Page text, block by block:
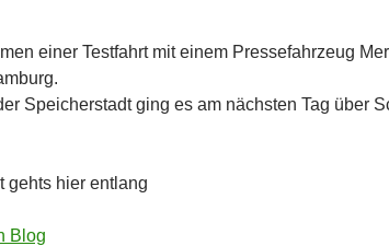
einer Testfahrt mit einem Pressefahrzeug
Speicherstadt ging es am nächsten Tag über
gehts hier entlang
Blog